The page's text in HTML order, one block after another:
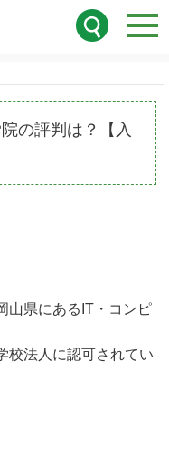
の評判は？【入
山県にあるIT・コンピ
校法人に認可されてい